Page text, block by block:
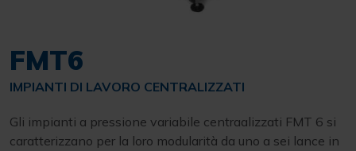
IMPIANTI DI LAVORO CENTRALIZZATI
caratterizzano per la loro modularità da uno a sei lance in
uso contemporaneo, con pressione regolabile da 200 a
UTENTI MAX3 - 6